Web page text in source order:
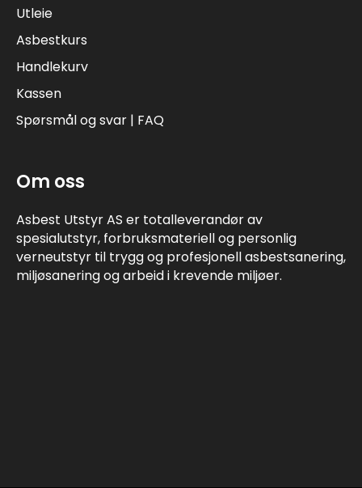
Utleie
Asbestkurs
Handlekurv
Kassen
Spørsmål og svar | FAQ
Om oss
Asbest Utstyr AS er totalleverandør av
spesialutstyr, forbruksmateriell og personlig
verneutstyr til trygg og profesjonell asbestsanering,
miljøsanering og arbeid i krevende miljøer.